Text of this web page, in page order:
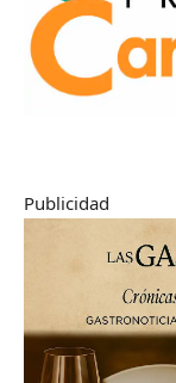
Publicidad